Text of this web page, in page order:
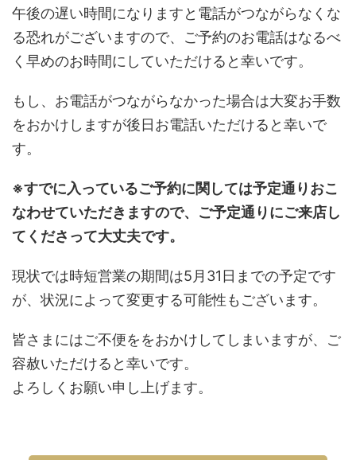
午後の遅い時間になりますと電話がつながらなくな
る恐れがございますので、ご予約のお電話はなるべ
く早めのお時間にしていただけると幸いです。
もし、お電話がつながらなかった場合は大変お手数
をおかけしますが後日お電話いただけると幸いで
す。
※すでに入っているご予約に関しては予定通りおこ
なわせていただきますので、ご予定通りにご来店し
てくださって大丈夫です。
現状では時短営業の期間は5月31日までの予定です
が、状況によって変更する可能性もございます。
皆さまにはご不便ををおかけしてしまいますが、ご
容赦いただけると幸いです。
よろしくお願い申し上げます。